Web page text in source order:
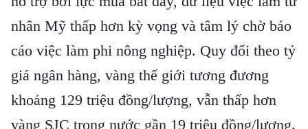
nhân Mỹ thấp hơn kỳ vọng và tâm lý chờ báo
cáo việc làm phi nông nghiệp. Quy đổi theo tỷ
giá ngân hàng, vàng thế giới tương đương
khoảng 129 triệu đồng/lượng, vẫn thấp hơn
vàng SJC trong nước gần 19 triệu đồng/lượng.